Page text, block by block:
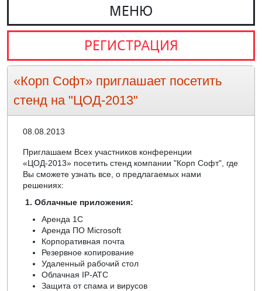
МЕНЮ
РЕГИСТРАЦИЯ
«Корп Софт» приглашает посетить
стенд на "ЦОД-2013"
08.08.2013
Приглашаем Всех участников конференции
«ЦОД-2013» посетить стенд компании "Корп Софт", где
Вы сможете узнать все, о предлагаемых нами
решениях:
1. Облачные приложения:
Аренда 1С
Аренда ПО Microsoft
Корпоративная почта
Резервное копирование
Удаленный рабочий стол
Облачная IP-АТС
Защита от спама и вирусов